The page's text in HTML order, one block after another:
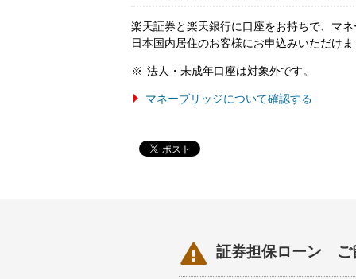
楽天証券と楽天銀行に口座をお持ちで、マ
日本国内居住のお客様にお申込みいただけ
法人・未成年口座は対象外です。
マネーブリッジについて確認する
 証券担保ローン ご